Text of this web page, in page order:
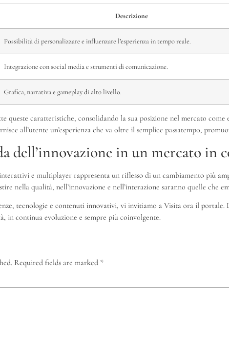
Descrizione
Possibilità di personalizzare e influenzare l’esperienza in tempo reale.
Integrazione con social media e strumenti di comunicazione.
Grafica, narrativa e gameplay di alto livello.
queste caratteristiche, consolidando la sua posizione nel mercato
all’utente un’esperienza che va oltre il semplice passatempo,
dell’innovazione in un mercato in
e multiplayer rappresenta un riflesso di un cambiamento più
nella qualità, nell’innovazione e nell’interazione saranno quelle che
tecnologie e contenuti innovativi, vi invitiamo a Visita ora il
in continua evoluzione e sempre più coinvolgente.
Required fields are marked *